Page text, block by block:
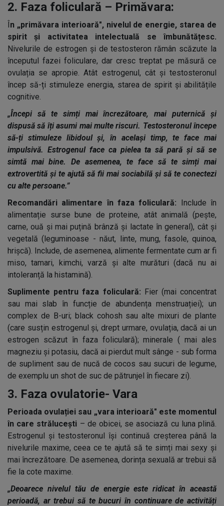
2. Faza foliculară – Primăvara:
În „primăvara interioară", nivelul de energie, starea de
spirit și activitatea intelectuală se îmbunătățesc.
Nivelurile de estrogen și de testosteron rămân scăzute la
începutul fazei foliculare, dar cresc treptat pe măsură ce
ovulația se apropie. Atât estrogenul, cât și testosteronul
încep să-ți stimuleze energia, starea de spirit și abilitățile
cognitive.
„Începi să te simți mai încrezătoare, mai puternică și
dispusă să îți asumi mai multe riscuri. Testosteronul începe
să-ți stimuleze libidoul și, în același timp, te face mai
impulsivă. Estrogenul face ca pielea ta să pară și să se
simtă mai bine. De asemenea, te face să te simți mai
extrovertită și te ajută să fii mai sociabilă și să te conectezi
cu alte persoane.”
Recomandări alimentare în faza foliculară: Include în
alimentație surse bune de proteine, atât animală (pește,
carne, ouă și mai puțină brânză și lactate în general), cât și
vegetală (leguminoase - năut, linte, mung, fasole, quinoa,
hrișcă). Include, de asemenea, alimente fermentate cum ar fi
miso, tamari, kimchi, varză și alte murături (dacă nu ai
intoleranță la histamină).
Suplimente pentru faza foliculară: Fier (mai concentrat
sau mai slab în funcție de abundența menstruației); un
complex de B-uri; black cohosh sau alte mixuri de plante
(care susțin estrogenul și, drept urmare, ovulația, dacă ai un
estrogen scăzut în faza foliculară); minerale ( mai ales
magneziu și potasiu, dacă ai pierdut mult sânge - sub forma
de supliment sau de nucă de cocos sau sucuri de legume,
de exemplu un shot de suc de pătrunjel în fiecare zi).
3. Faza ovulatorie- Vara
Perioada ovulației sau „vara interioară" este momentul
în care strălucești – de obicei, se asociază cu luna plină.
Estrogenul și testosteronul își continuă creșterea până la
nivelurile maxime, ceea ce te ajută să te simți mai sexy și
mai încrezătoare. De asemenea, dorința sexuală ar trebui să
fie la cote maxime.
„Deoarece nivelul tău de energie este ridicat în această
perioadă, ar trebui să te bucuri în continuare de activități